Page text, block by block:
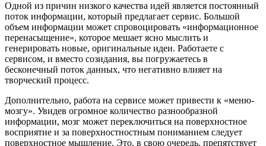
Одной из причин низкого качества идей является постоянный
поток информации, который предлагает сервис. Большой
объем информации может спровоцировать «информационное
перенасыщение», которое мешает ясно мыслить и
генерировать новые, оригинальные идеи. Работаете с
сервисом, и вместо созидания, вы погружаетесь в
бесконечный поток данных, что негативно влияет на
творческий процесс.
Дополнительно, работа на сервисе может привести к «меню-
мозгу». Увидев огромное количество разнообразной
информации, мозг может переключиться на поверхностное
восприятие и за поверхностностным пониманием следует
поверхностное мышление. Это, в свою очередь, препятствует